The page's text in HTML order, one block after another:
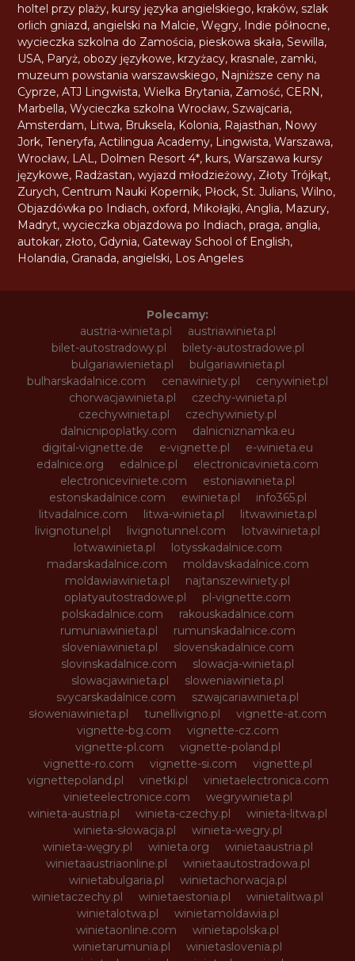
holtel przy plaży, kursy języka angielskiego, kraków,szlak
orlich gniazd, angielski na Malcie,Węgry, Indie północne,
wycieczka szkolna do Zamościa,pieskowa skała,Sewilla,
USA, Paryż, obozy językowe, krzyżacy, krasnale, zamki,
muzeum powstania warszawskiego, Najniższe ceny na
Cyprze,ATJ Lingwista,Wielka Brytania, Zamość, CERN,
Marbella,Wycieczka szkolna Wrocław,Szwajcaria,
Amsterdam, Litwa, Bruksela, Kolonia, Rajasthan, Nowy
Jork,Teneryfa,Actilingua Academy, Lingwista,Warszawa,
Wrocław, LAL, Dolmen Resort 4*, kurs,Warszawa kursy
językowe, Radżastan,wyjazd młodzieżowy, Złoty Trójkąt,
Zurych, Centrum Nauki Kopernik, Płock,St. Julians,Wilno,
Objazdówka po Indiach, oxford, Mikołajki,Anglia, Mazury,
Madryt,wycieczka objazdowa po Indiach,praga, anglia,
autokar, złoto, Gdynia, Gateway School of English,
Holandia, Granada, angielski, Los Angeles
Polecamy:
austria-winieta.pl
austriawinieta.pl
bilet-autostradowy.pl
bilety-autostradowe.pl
bulgariawienieta.pl
bulgariawinieta.pl
bulharskadalnice.com
cenawiniety.pl
cenywiniet.pl
chorwacjawinieta.pl
czechy-winieta.pl
czechywinieta.pl
czechywiniety.pl
dalnicnipoplatky.com
dalnicniznamka.eu
digital-vignette.de
e-vignette.pl
e-winieta.eu
edalnice.org
edalnice.pl
electronicavinieta.com
electroniceviniete.com
estoniawinieta.pl
estonskadalnice.com
ewinieta.pl
info365.pl
litvadalnice.com
litwa-winieta.pl
litwawinieta.pl
livignotunel.pl
livignotunnel.com
lotvawinieta.pl
lotwawinieta.pl
lotysskadalnice.com
madarskadalnice.com
moldavskadalnice.com
moldawiawinieta.pl
najtanszewiniety.pl
oplatyautostradowe.pl
pl-vignette.com
polskadalnice.com
rakouskadalnice.com
rumuniawinieta.pl
rumunskadalnice.com
sloveniawinieta.pl
slovenskadalnice.com
slovinskadalnice.com
slowacja-winieta.pl
slowacjawinieta.pl
sloweniawinieta.pl
svycarskadalnice.com
szwajcariawinieta.pl
słoweniawinieta.pl
tunellivigno.pl
vignette-at.com
vignette-bg.com
vignette-cz.com
vignette-pl.com
vignette-poland.pl
vignette-ro.com
vignette-si.com
vignette.pl
vignettepoland.pl
vinetki.pl
vinietaelectronica.com
vinieteelectronice.com
wegrywinieta.pl
winieta-austria.pl
winieta-czechy.pl
winieta-litwa.pl
winieta-słowacja.pl
winieta-wegry.pl
winieta-węgry.pl
winieta.org
winietaaustria.pl
winietaaustriaonline.pl
winietaautostradowa.pl
winietabulgaria.pl
winietachorwacja.pl
winietaczechy.pl
winietaestonia.pl
winietalitwa.pl
winietalotwa.pl
winietamoldawia.pl
winietaonline.com
winietapolska.pl
winietarumunia.pl
winietaslovenia.pl